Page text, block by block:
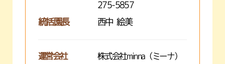
275-5857
統括園長
西中 絵美
運営会社 株式会社minna（ミーナ）